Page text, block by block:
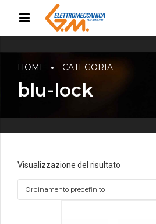
HOME CATEGORIA
blu-lock
Visualizzazione del risultato